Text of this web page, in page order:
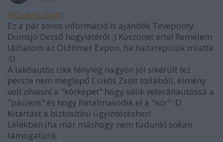
@Csikós Zsolt:
Ez a pár soros információ is ajándék Teveponty
Domsjö Dezső hogylétéről ;) Köszönet érte! Remélem
láthatom az Oldtimer Expon, ha hazarepülök miatta
:D
A lakóautós cikk tényleg nagyon jól sikerült (ez
persze nem meglepő Csikós Zsolt tollából), élmény
volt olvasni a "kórképet" hogy válik veteránautóssá a
"páciens" és hogy hatalmasodik el a "kór" :D
Kitartást a biztosítási ügyintézéshez!
Lélekben (ha már máshogy nem tudunk) sokan
támogatunk.